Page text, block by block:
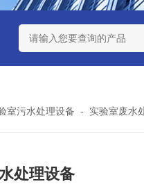
LK康复医院废水处理器
室污水处理设备 - 实验室废水
处理设备